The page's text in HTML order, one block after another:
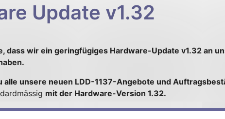
Update v1.32
dass wir ein geringfügiges Hardware-Update v1.32 an
alle unsere neuen LDD-1137-Angebote und
mit der Hardware-Version 1.32.
Versionen ebenso wie Ihre bestehenden